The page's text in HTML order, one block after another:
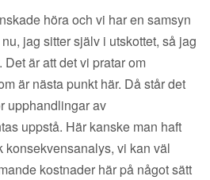
höra och vi har en samsyn
jag sitter själv i utskottet, så jag
är att det vi pratar om
är nästa punkt här. Då står det
upphandlingar av
uppstå. Här kanske man haft
konsekvensanalys, vi kan väl
kostnader här på något sätt